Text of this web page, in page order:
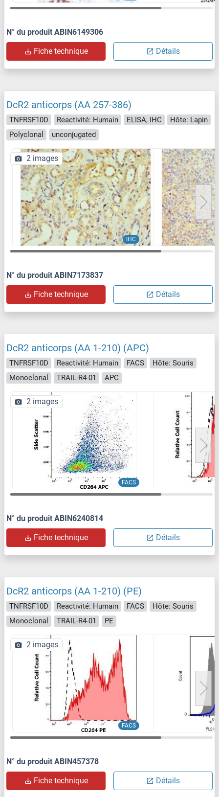
N° du produit ABIN6149306
Fiche technique Détails
DcR2 anticorps (AA 257-386)
TNFRSF10D Reactivité: Humain ELISA, IHC
Hôte: Lapin
Polyclonal
unconjugated
IHC
2 images
N° du produit ABIN7173837
Fiche technique Détails
DcR2 anticorps (AA 1-210) (APC)
TNFRSF10D Reactivité: Humain FACS
Hôte: Souris
Monoclonal
TRAIL-R4-01 APC
FACS
2 images
N° du produit ABIN6240814
Fiche technique Détails
DcR2 anticorps (AA 1-210) (PE)
TNFRSF10D Reactivité: Humain FACS
Hôte: Souris
Monoclonal
TRAIL-R4-01 PE
FACS
2 images
N° du produit ABIN457378
Fiche technique Détails